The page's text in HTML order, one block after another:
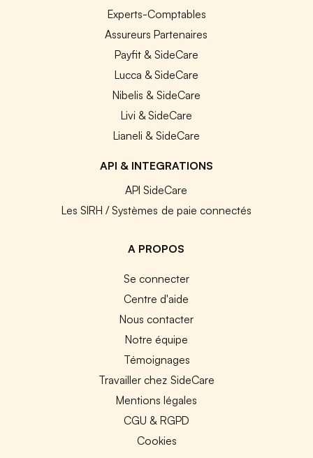
Experts-Comptables
Assureurs Partenaires
Payfit & SideCare
Lucca & SideCare
Nibelis & SideCare
Livi & SideCare
Lianeli & SideCare
API & INTEGRATIONS
API SideCare
Les SIRH / Systèmes de paie connectés
A PROPOS
Se connecter
Centre d'aide
Nous contacter
Notre équipe
Témoignages
Travailler chez SideCare
Mentions légales
CGU & RGPD
Cookies